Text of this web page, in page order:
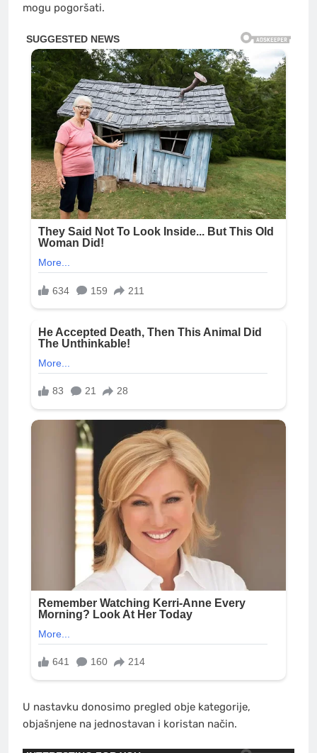
mogu pogoršati.
U nastavku donosimo pregled obje kategorije,
objašnjene na jednostavan i koristan način.